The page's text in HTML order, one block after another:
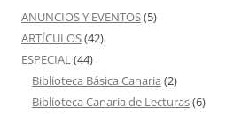
ANUNCIOS Y EVENTOS(5)
ARTÍCULOS(42)
ESPECIAL(44)
Biblioteca Básica Canaria (2)
Biblioteca Canaria de Lecturas(6)